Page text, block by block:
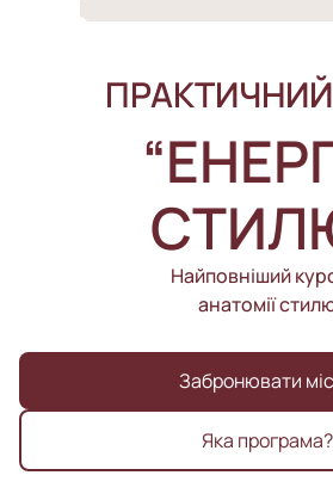
Найповніший
анатомії
Забронювати
Яка програма?